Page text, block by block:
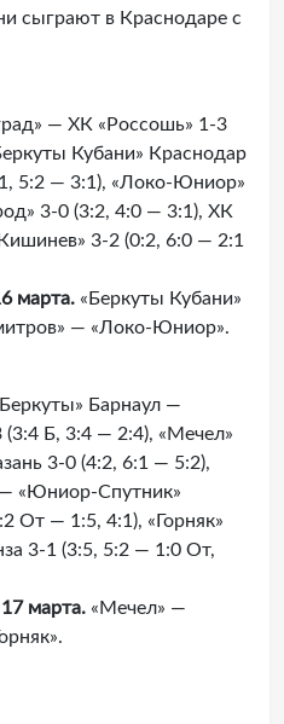
сыграют в Краснодаре с
— ХК «Россошь» 1-3
Кубани» Краснодар
5:2 — 3:1), «Локо-Юниор»
3-0 (3:2, 4:0 — 3:1), ХК
3-2 (0:2, 6:0 — 2:1
марта. «Беркуты Кубани»
— «Локо-Юниор».
Барнаул —
Б, 3:4 — 2:4), «Мечел»
3-0 (4:2, 6:1 — 5:2),
— «Юниор-Спутник»
От — 1:5, 4:1), «Горняк»
3-1 (3:5, 5:2 — 1:0 От,
марта. «Мечел» —